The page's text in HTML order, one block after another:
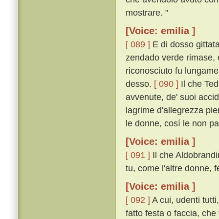
mostrare. ”
[Voice: emilia ]
[ 089 ] E di dosso
zendado verde
riconosciuto fu
desso. [ 090 ] Il che
avvenute, de' suoi
lagrime d'allegrezza
le donne, cosí le non
[Voice: emilia ]
[ 091 ] Il che
tu, come l'altre donne,
[Voice: emilia ]
[ 092 ] A cui, udenti
fatto festa o faccia,